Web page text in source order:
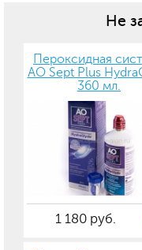
Не
Пероксидная
AO Sept Plus
360 мл.
1 180 руб.